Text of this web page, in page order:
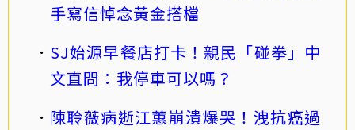
手寫信悼念黃金搭檔
SJ始源早餐店打卡！親民「碰拳」中
文直問：我停車可以嗎？
陳聆薇病逝江蕙崩潰爆哭！洩抗癌過